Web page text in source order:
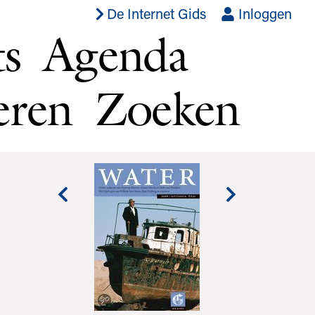
De Internet Gids Inloggen
Agenda
Zoeken